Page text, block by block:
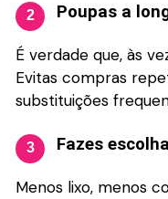
2 Poupas a
É verdade que, às
Evitas compras
substituições
3 Fazes
Menos lixo, menos